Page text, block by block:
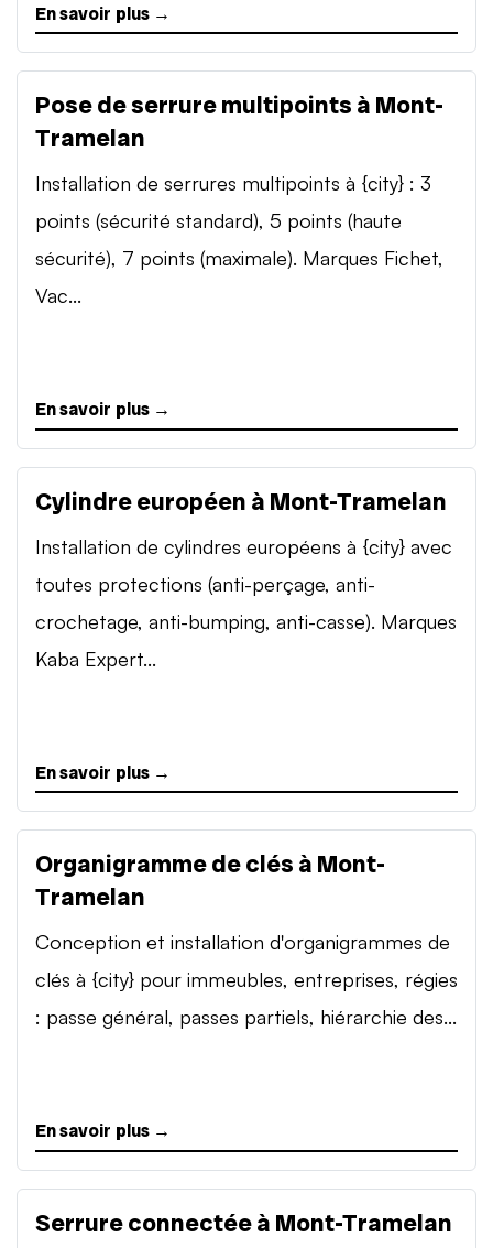
En savoir plus →
Pose de serrure multipoints à Mont-
Tramelan
Installation de serrures multipoints à {city} : 3
points (sécurité standard), 5 points (haute
sécurité), 7 points (maximale). Marques Fichet,
Vac...
En savoir plus →
Cylindre européen à Mont-Tramelan
Installation de cylindres européens à {city} avec
toutes protections (anti-perçage, anti-
crochetage, anti-bumping, anti-casse). Marques
Kaba Expert...
En savoir plus →
Organigramme de clés à Mont-
Tramelan
Conception et installation d'organigrammes de
clés à {city} pour immeubles, entreprises, régies
: passe général, passes partiels, hiérarchie des...
En savoir plus →
Serrure connectée à Mont-Tramelan